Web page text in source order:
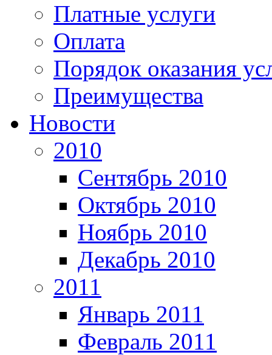
Платные услуги
Оплата
Порядок оказания
Преимущества
Новости
2010
Сентябрь 2010
Октябрь 2010
Ноябрь 2010
Декабрь 2010
2011
Январь 2011
Февраль 2011